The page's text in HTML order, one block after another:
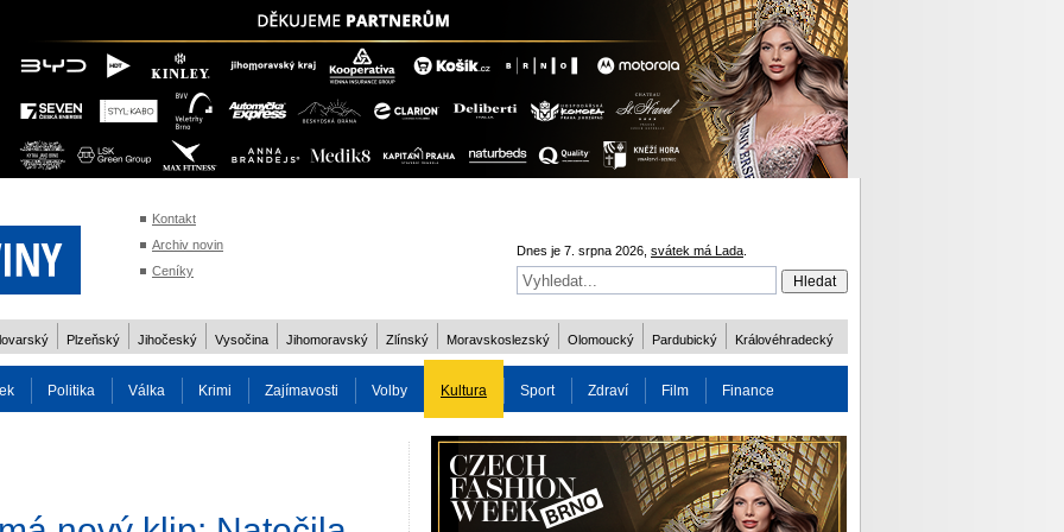
Kontakt
Archiv novin
Ceníky
Dnes je 7. srpna 2026, svátek má Lada
Plzeňský Jihočeský Vysočina Jihomoravský Zlínský Moravskoslezský Olomoucký Pardubický Královéhradecký
Politika Válka Krimi Zajímavosti Volby Kultura Sport Zdraví Film Finance
Charita Osobnost Více ODM 2016